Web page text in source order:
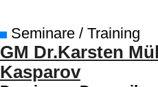
Seminare / Training
GM Dr.Karsten
Kasparov